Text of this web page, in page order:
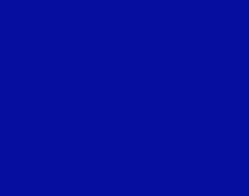
de calefacción
Radiadores
y accesorios para radiador
Radiadores
e Interacumuladores
/ Grupos de Bombeo